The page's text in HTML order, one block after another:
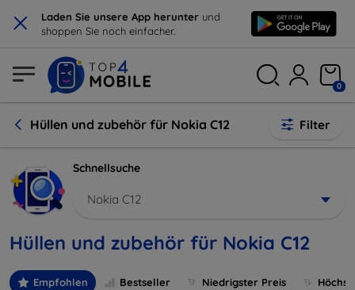
× Laden Sie unsere App herunter und
shoppen Sie noch einfacher.
0
Hüllen und zubehör für Nokia C12 Filter
Schnellsuche
Nokia C12
Hüllen und zubehör für Nokia C12
Empfohlen Bestseller Niedrigster Preis